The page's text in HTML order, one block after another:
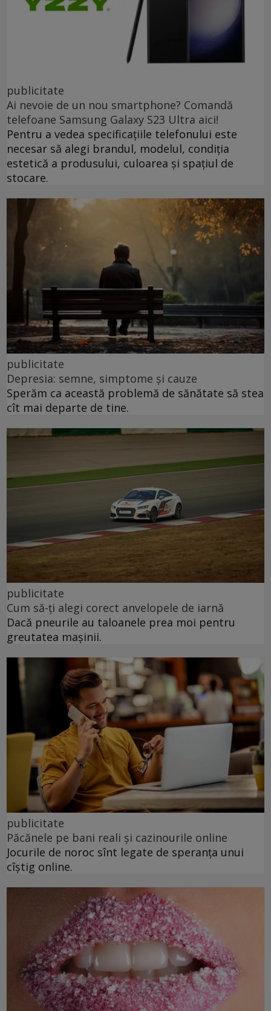
publicitate
Ai nevoie de un nou smartphone? Comandă
telefoane Samsung Galaxy S23 Ultra aici!
Pentru a vedea specificațiile telefonului este
necesar să alegi brandul, modelul, condiția
estetică a produsului, culoarea și spațiul de
stocare.
publicitate
Depresia: semne, simptome și cauze
Sperăm ca această problemă de sănătate să stea
cît mai departe de tine.
publicitate
Cum să-ți alegi corect anvelopele de iarnă
Dacă pneurile au taloanele prea moi pentru
greutatea mașinii.
publicitate
Păcănele pe bani reali și cazinourile online
Jocurile de noroc sînt legate de speranța unui
cîștig online.